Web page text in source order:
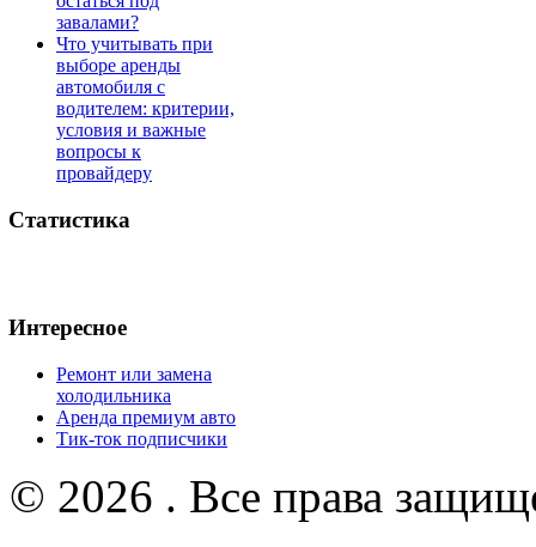
завалами?
Что учитывать при
выборе аренды
автомобиля с
водителем: критерии,
условия и важные
вопросы к
провайдеру
Статистика
Интересное
Ремонт или замена
холодильника
Аренда премиум авто
Тик-ток подписчики
© 2026 . Все права